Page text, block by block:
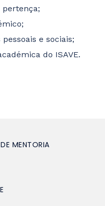
pertença;
e sociais;
do ISAVE.
MENTORIA